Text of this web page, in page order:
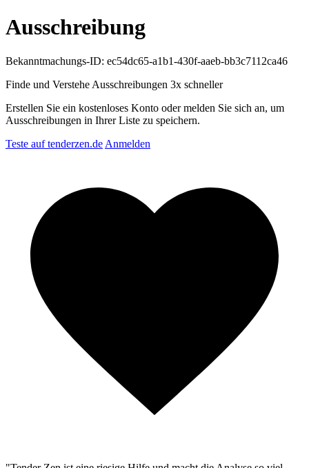
Ausschreibung
Bekanntmachungs-ID: ec54dc65-a1b1-430f-aaeb-bb3c7112ca46
Finde und Verstehe Ausschreibungen 3x schneller
Erstellen Sie ein kostenloses Konto oder melden Sie sich an, um
Ausschreibungen in Ihrer Liste zu speichern.
Teste auf tenderzen.de Anmelden